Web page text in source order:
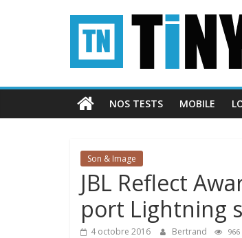
Tinynews
Le
belge
connectéNOS TESTS MOBILE
Son & Image
JBL Reflect
port Lightning
4 octobre 2016 Bertrand